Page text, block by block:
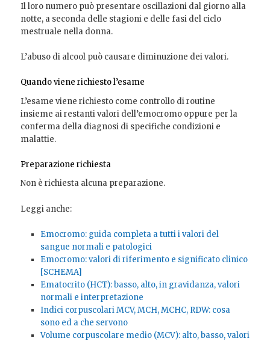
Il loro numero può presentare oscillazioni dal giorno alla
notte, a seconda delle stagioni e delle fasi del ciclo
mestruale nella donna.
L’abuso di alcool può causare diminuzione dei valori.
Quando viene richiesto l’esame
L’esame viene richiesto come controllo di routine
insieme ai restanti valori dell’emocromo oppure per la
conferma della diagnosi di specifiche condizioni e
malattie.
Preparazione richiesta
Non è richiesta alcuna preparazione.
Leggi anche:
Emocromo: guida completa a tutti i valori del
sangue normali e patologici
Emocromo: valori di riferimento e significato clinico
[SCHEMA]
Ematocrito (HCT): basso, alto, in gravidanza, valori
normali e interpretazione
Indici corpuscolari MCV, MCH, MCHC, RDW: cosa
sono ed a che servono
Volume corpuscolare medio (MCV): alto, basso, valori